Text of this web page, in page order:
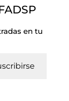
en tu